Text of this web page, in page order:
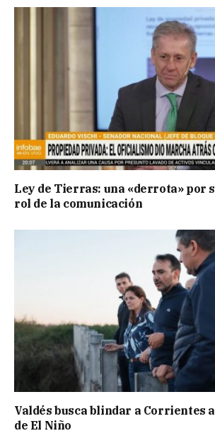
Ley de Tierras: una «derrota» por
rol de la comunicación
Valdés busca blindar a Corrientes
de El Niño